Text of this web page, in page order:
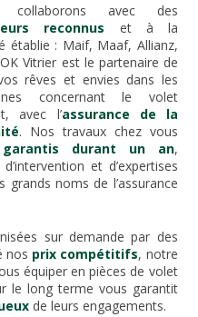
collaborons avec des
reconnus et à la
établie : Maif, Maaf, Allianz,
Vitrier est le partenaire de
rêves et envies dans les
concernant le volet
avec l’assurance de la
. Nos travaux chez vous
garantis durant un an,
et d’expertises
noms de l’assurance
sur demande par des
nos prix compétitifs, notre
équiper en pièces de volet
le long terme vous garantit
de leurs engagements.